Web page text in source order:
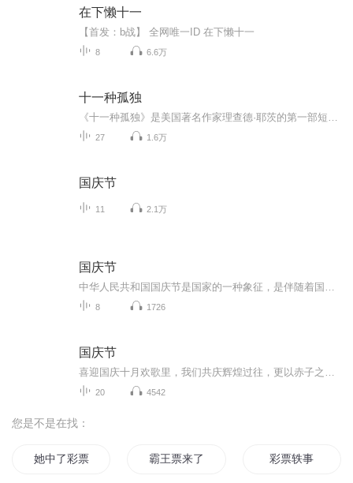
在下懒十一
【首发：b战】 全网唯一ID 在下懒十一
8 6.6万
十一种孤独
27 1.6万
国庆节
11 2.1万
国庆节
8 1726
国庆节
20 4542
您是不是在找：
她中了彩票 霸王票来了霸王票来了 彩票轶事